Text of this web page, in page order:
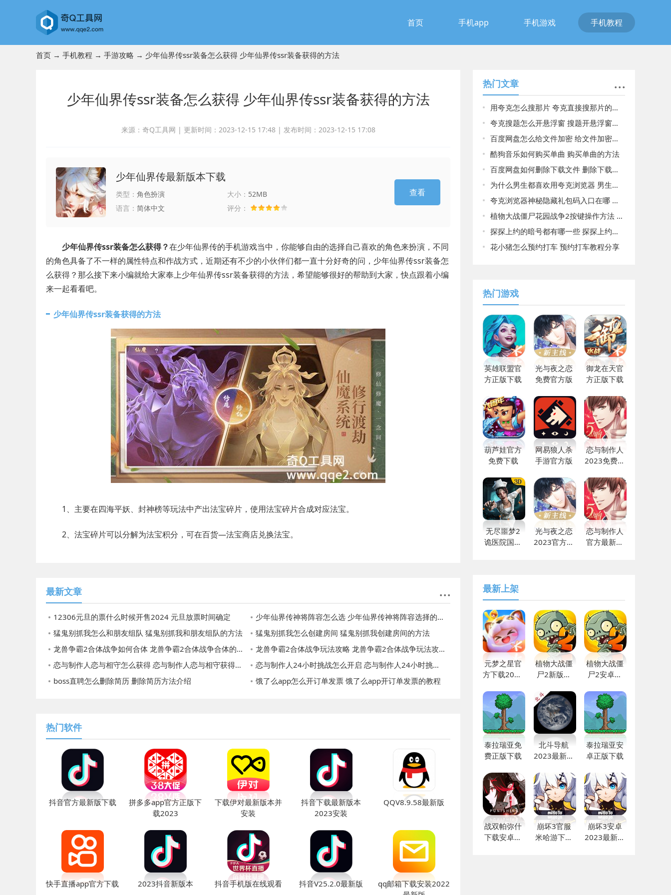
首页 手机app 手机游戏 手机教程
首页 → 手机教程 → 手游攻略 → 少年仙界传ssr装备怎么获得 少年仙界传ssr装备获得的方法
少年仙界传ssr装备怎么获得 少年仙界传ssr装备获得的方法
来源：奇Q工具网 | 更新时间：2023-12-15 17:48 | 发布时间：2023-12-15 17:08
少年仙界传最新版本下载
类型： 角色扮演 大小： 52MB
语言： 简体中文 评分：
查看
少年仙界传ssr装备怎么获得？在少年仙界传的手机游戏当中，你能够自由的选择自己喜欢的角色来扮演，不同
的角色具备了不一样的属性特点和作战方式，近期还有不少的小伙伴们都一直十分好奇的问，少年仙界传ssr装备怎
么获得？那么接下来小编就给大家奉上少年仙界传ssr装备获得的方法，希望能够很好的帮助到大家，快点跟着小编
来一起看看吧。
少年仙界传ssr装备获得的方法
1、主要在四海平妖、封神榜等玩法中产出法宝碎片，使用法宝碎片合成对应法宝。
2、法宝碎片可以分解为法宝积分，可在百货—法宝商店兑换法宝。
最新文章
12306元旦的票什么时候开售2024 元旦放票时间确定
少年仙界传神将阵容怎么选 少年仙界传神将阵容选择的方法
猛鬼别抓我怎么和朋友组队 猛鬼别抓我和朋友组队的方法
猛鬼别抓我怎么创建房间 猛鬼别抓我创建房间的方法
龙兽争霸2合体战争如何合体 龙兽争霸2合体战争合体的方法
龙兽争霸2合体战争玩法攻略 龙兽争霸2合体战争玩法攻略一览
恋与制作人恋与相守怎么获得 恋与制作人恋与相守获得的方法
恋与制作人24小时挑战怎么开启 恋与制作人24小时挑战开启的方法
boss直聘怎么删除简历 删除简历方法介绍
饿了么app怎么开订单发票 饿了么app开订单发票的教程
热门软件
抖音官方最新版下载
拼多多app官方正版下
载2023
下载伊对最新版本并
安装
抖音下载最新版本
2023安装
QQV8.9.58最新版
快手直播app官方下载 2023抖音新版本 抖音手机版在线观看 抖音V25.2.0最新版
qq邮箱下载安装2022
热门文章
用夸克怎么搜那片 夸克直接搜那片的方法
夸克搜题怎么开悬浮窗 搜题开悬浮窗方法介绍
百度网盘怎么给文件加密 给文件加密方法介绍
酷狗音乐如何购买单曲 购买单曲的方法
百度网盘如何删除下载文件 删除下载文件方法
为什么男生都喜欢用夸克浏览器 男生都喜欢用夸克浏览器原因揭晓
夸克浏览器神秘隐藏礼包码入口在哪 夸克浏览器神秘隐藏礼包码入口介绍
植物大战僵尸花园战争2按键操作方法 植物大战僵尸花园战争2按键操作方法详情
探探上约的暗号都有哪一些 探探上约的暗号大全
花小猪怎么预约打车 预约打车教程分享
热门游戏
英雄联盟官
方正版下载
光与夜之恋
免费官方版
御龙在天官
方正版下载
葫芦娃官方
免费下载
网易狼人杀
手游官方版
恋与制作人
2023免费下
无尽噩梦2
诡医院国际
光与夜之恋
2023官方最
恋与制作人
官方最新版
最新上架
元梦之星官
方下载2024
植物大战僵
尸2新版本
植物大战僵
尸2安卓下
泰拉瑞亚免
费正版下载
北斗导航
2023最新版
泰拉瑞亚安
卓正版下载
战双帕弥什
下载安卓最
崩坏3官服
米哈游下载
崩坏3安卓
2023最新版